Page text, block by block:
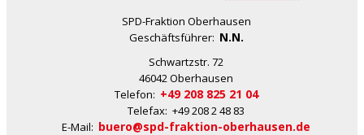
SPD-Fraktion Oberhausen
Geschäftsführer: N.N.
Schwartzstr. 72
46042 Oberhausen
Telefon: +49 208 825 21 04
Telefax: +49 208 2 48 83
E-Mail: buero@spd-fraktion-oberhausen.de